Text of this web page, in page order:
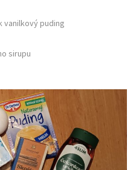
vanilkový puding
sirupu